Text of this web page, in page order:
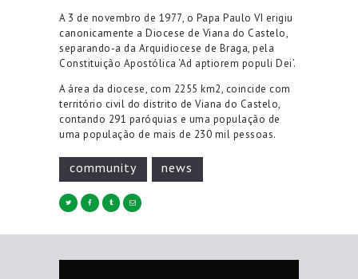
A 3 de novembro de 1977, o Papa Paulo VI erigiu
canonicamente a Diocese de Viana do Castelo,
separando-a da Arquidiocese de Braga, pela
Constituição Apostólica ‘Ad aptiorem populi Dei’.
A área da diocese, com 2255 km2, coincide com
território civil do distrito de Viana do Castelo,
contando 291 paróquias e uma população de
uma população de mais de 230 mil pessoas.
community news